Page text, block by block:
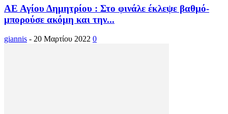
ΑΕ Αγίου Δημητρίου : Στο φινάλε έκλεψε βαθμό-
μπορούσε ακόμη και την...
giannis - 20 Μαρτίου 2022 0